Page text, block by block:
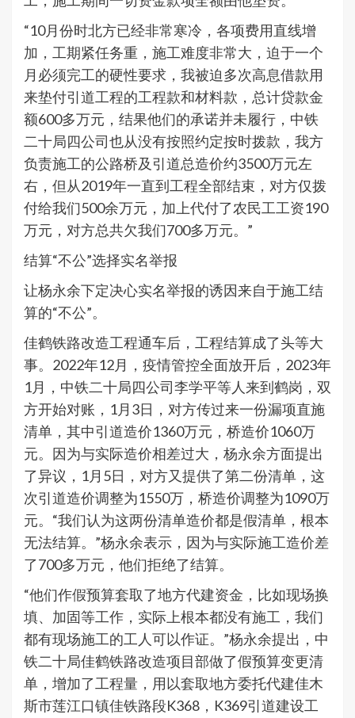
“10月份时北方已经非常寒冷，各项费用直线增
加，工期紧任务重，施工难度非常大，迫于一个
月必须完工的硬性要求，我被迫多次高息借款用
来垫付引道工程的工程款和材料款，总计贷款金
额600多万元，结果他们的承诺并未履行，中铁
二十局四公司也从没有按照约定按时拨款，我方
负责施工的公路桥及引道总造价约3500万元左
右，但从2019年一直到工程全部结束，对方仅拨
付给我们500余万元，加上代付了农民工工资190
万元，对方总共欠我们700多万元。”
结算“不公”选择实名举报
让杨永余下定决心实名举报的诱因来自于施工结
算的“不公”。
佳鹤铁路改造工程通车后，工程结算成了头等大
事。2022年12月，疫情管控全面放开后，2023年
1月，中铁二十局四公司李学平等人来到鹤岗，双
方开始对账，1月3日，对方传过来一份漏项直施
清单，其中引道造价1360万元，桥造价1060万
元。因为与实际造价相差过大，杨永余方面提出
了异议，1月5日，对方又提供了第二份清单，这
次引道造价调整为1550万，桥造价调整为1090万
元。“我们认为这两份清单造价都是假清单，根本
无法结算。”杨永余表示，因为与实际施工造价差
了700多万元，他们拒绝了结算。
“他们作假预算套取了地方代建资金，比如现场换
填、加固等工作，实际上根本都没有施工，我们
都有现场施工的工人可以作证。”杨永余提出，中
铁二十局佳鹤铁路改造项目部做了假预算变更清
单，增加了工程量，用以套取地方委托代建佳木
斯市莲江口镇佳铁路段K368，K369引道建设工